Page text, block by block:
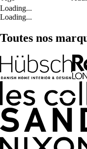
Loading...
Loading...
Toutes nos